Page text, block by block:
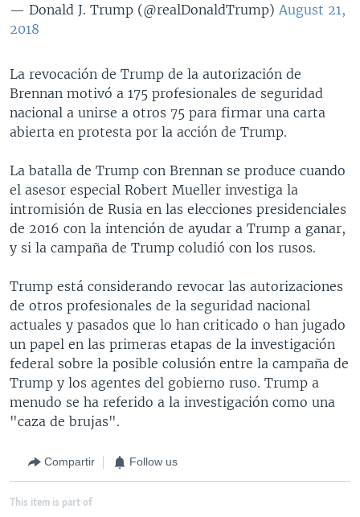
— Donald J. Trump (@realDonaldTrump) August 21,
2018
La revocación de Trump de la autorización de
Brennan motivó a 175 profesionales de seguridad
nacional a unirse a otros 75 para firmar una carta
abierta en protesta por la acción de Trump.
La batalla de Trump con Brennan se produce cuando
el asesor especial Robert Mueller investiga la
intromisión de Rusia en las elecciones presidenciales
de 2016 con la intención de ayudar a Trump a ganar,
y si la campaña de Trump coludió con los rusos.
Trump está considerando revocar las autorizaciones
de otros profesionales de la seguridad nacional
actuales y pasados que lo han criticado o han jugado
un papel en las primeras etapas de la investigación
federal sobre la posible colusión entre la campaña de
Trump y los agentes del gobierno ruso. Trump a
menudo se ha referido a la investigación como una
"caza de brujas".
Compartir Follow us
This item is part of